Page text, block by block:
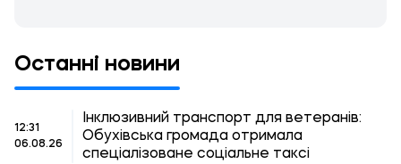
Останні новини
12:31
06.08.26
Інклюзивний транспорт для ветеранів:
Обухівська громада отримала
спеціалізоване соціальне таксі